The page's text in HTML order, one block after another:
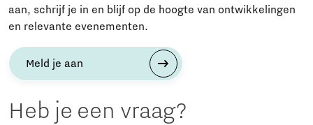
aan, schrijf je in en blijf op de hoogte van ontwikkelingen
en relevante evenementen.
Meld je aan
Heb je een vraag?